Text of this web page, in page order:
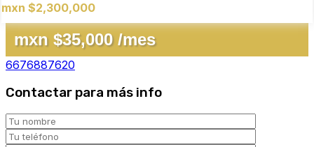
mxn $2,300,000
mxn $35,000 /mes
6676887620
Contactar para más info